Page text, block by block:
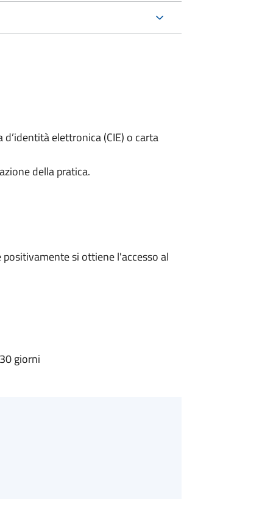
elettronica (CIE) o carta
della pratica.
si ottiene l'accesso al
giorni